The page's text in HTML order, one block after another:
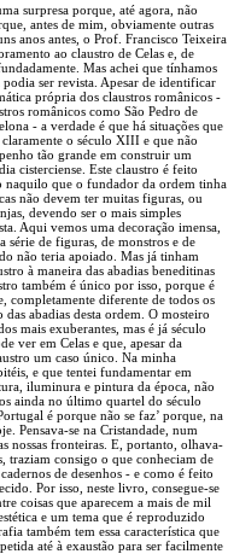
surpresa porque, até agora, não
antes de mim, obviamente outras
anos antes, o Prof. Francisco Teixeira
ao claustro de Celas e, de
Mas achei que tínhamos
ser revista. Apesar de identificar
própria dos claustros românicos -
românicos como São Pedro de
- a verdade é que há situações que
o século XIII e que não
tão grande em construir um
cisterciense. Este claustro é feito
naquilo que o fundador da ordem tinha
não devem ter muitas figuras, ou
devendo ser o mais simples
Aqui vemos uma decoração imensa,
série de figuras, de monstros e de
não teria apoiado. Mas já tinham
à maneira das abadias beneditinas
também é único por isso, porque é
completamente diferente de todos os
abadias desta ordem. O mosteiro
mais exuberantes, mas é já século
ver em Celas e que, apesar da
um caso único. Na minha
e que tentei fundamentar em
iluminura e pintura da época, não
ainda no último quartel do século
é porque não se faz’ porque, na
Pensava-se na Cristandade, num
nossas fronteiras. E, portanto, olhava-
traziam consigo o que conheciam de
de desenhos - e como é feito
Por isso, neste livro, consegue-se
coisas que aparecem a mais de mil
e um tema que é reproduzido
também tem essa característica que
até à exaustão para ser facilmente